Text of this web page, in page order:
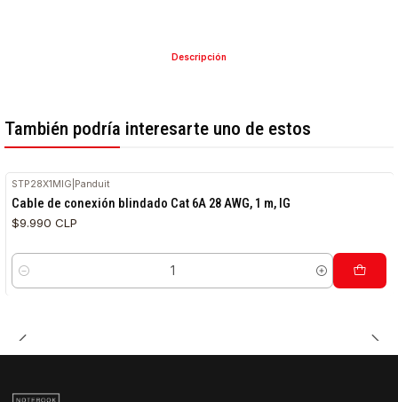
Descripción
También podría interesarte uno de estos
STP28X1MIG Panduit
Cable de conexión blindado Cat 6A 28 AWG, 1 m, IG
$9.990 CLP
Cantidad